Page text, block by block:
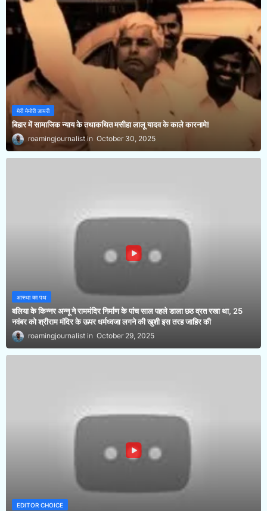
मेरी मेमोरी डायरी
बिहार में सामाजिक न्याय के तथाकथित मसीहा लालू यादव के काले कारनामे!
roamingjournalist October 30, 2025
आस्था का पथ
बलिया के किन्नर अन्नू ने राममंदिर निर्माण के पांच साल पहले डाला छठ व्रत रखा था, 25
नवंबर को श्रीराम मंदिर के ऊपर धर्मध्वजा लगने की खुशी इस तरह जाहिर की
roamingjournalist October 29, 2025
EDITOR CHOICE